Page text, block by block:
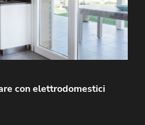
con elettrodomestici